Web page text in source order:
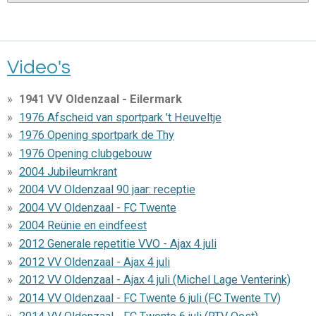
Video's
1941 VV Oldenzaal - Eilermark
1976 Afscheid van sportpark 't Heuveltje
1976 Opening sportpark de Thy
1976 Opening clubgebouw
2004 Jubileumkrant
2004 VV Oldenzaal 90 jaar: receptie
2004 VV Oldenzaal - FC Twente
2004 Reünie en eindfeest
2012 Generale repetitie VVO - Ajax 4 juli
2012 VV Oldenzaal - Ajax 4 juli
2012 VV Oldenzaal - Ajax 4 juli (Michel Lage Venterink)
2014 VV Oldenzaal - FC Twente 6 juli (FC Twente TV)